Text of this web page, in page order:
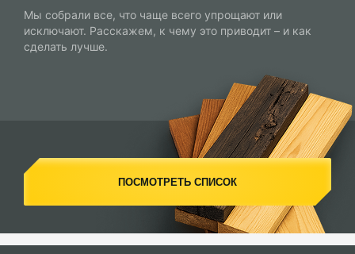
Мы собрали все, что чаще всего упрощают или
исключают. Расскажем, к чему это приводит – и как
сделать лучше.
ПОСМОТРЕТЬ СПИСОК